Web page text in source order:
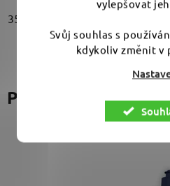
vylepšovat
Svůj souhlas s
kdykoliv změnit v
35 mm
Podobné produkty